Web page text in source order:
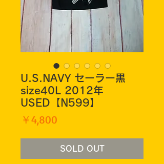
U.S.NAVY セーラー黒
size40L 2012年
USED【N599】
￥4,800
SOLD OUT